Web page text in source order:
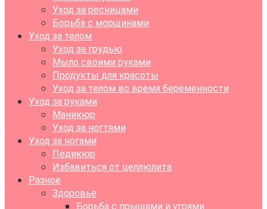
Уход за ресницами
Борьба с морщинами
Уход за телом
Уход за грудью
Мыло своими руками
Продукты для красоты
Уход за телом во время беременности
Уход за руками
Маникюр
Уход за ногтями
Уход за ногами
Педикюр
Избавиться от целлюлита
Разное
Здоровье
Борьба с прыщами и угрями